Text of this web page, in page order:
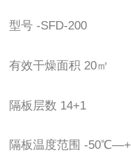
型号 -SFD-200
有效干燥面积 20㎡
隔板层数 14+1
隔板温度范围 -